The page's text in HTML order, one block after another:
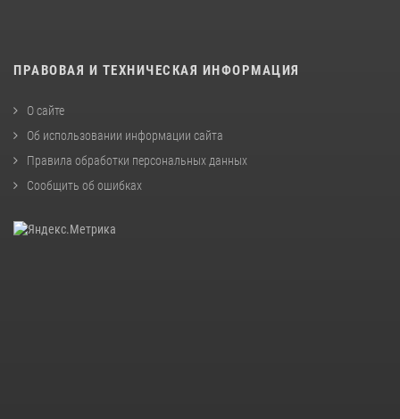
ПРАВОВАЯ И ТЕХНИЧЕСКАЯ ИНФОРМАЦИЯ
О сайте
Об использовании информации сайта
Правила обработки персональных данных
Сообщить об ошибках